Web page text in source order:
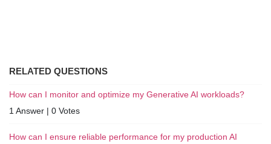
RELATED QUESTIONS
How can I monitor and optimize my Generative AI workloads?
1 Answer | 0 Votes
How can I ensure reliable performance for my production AI